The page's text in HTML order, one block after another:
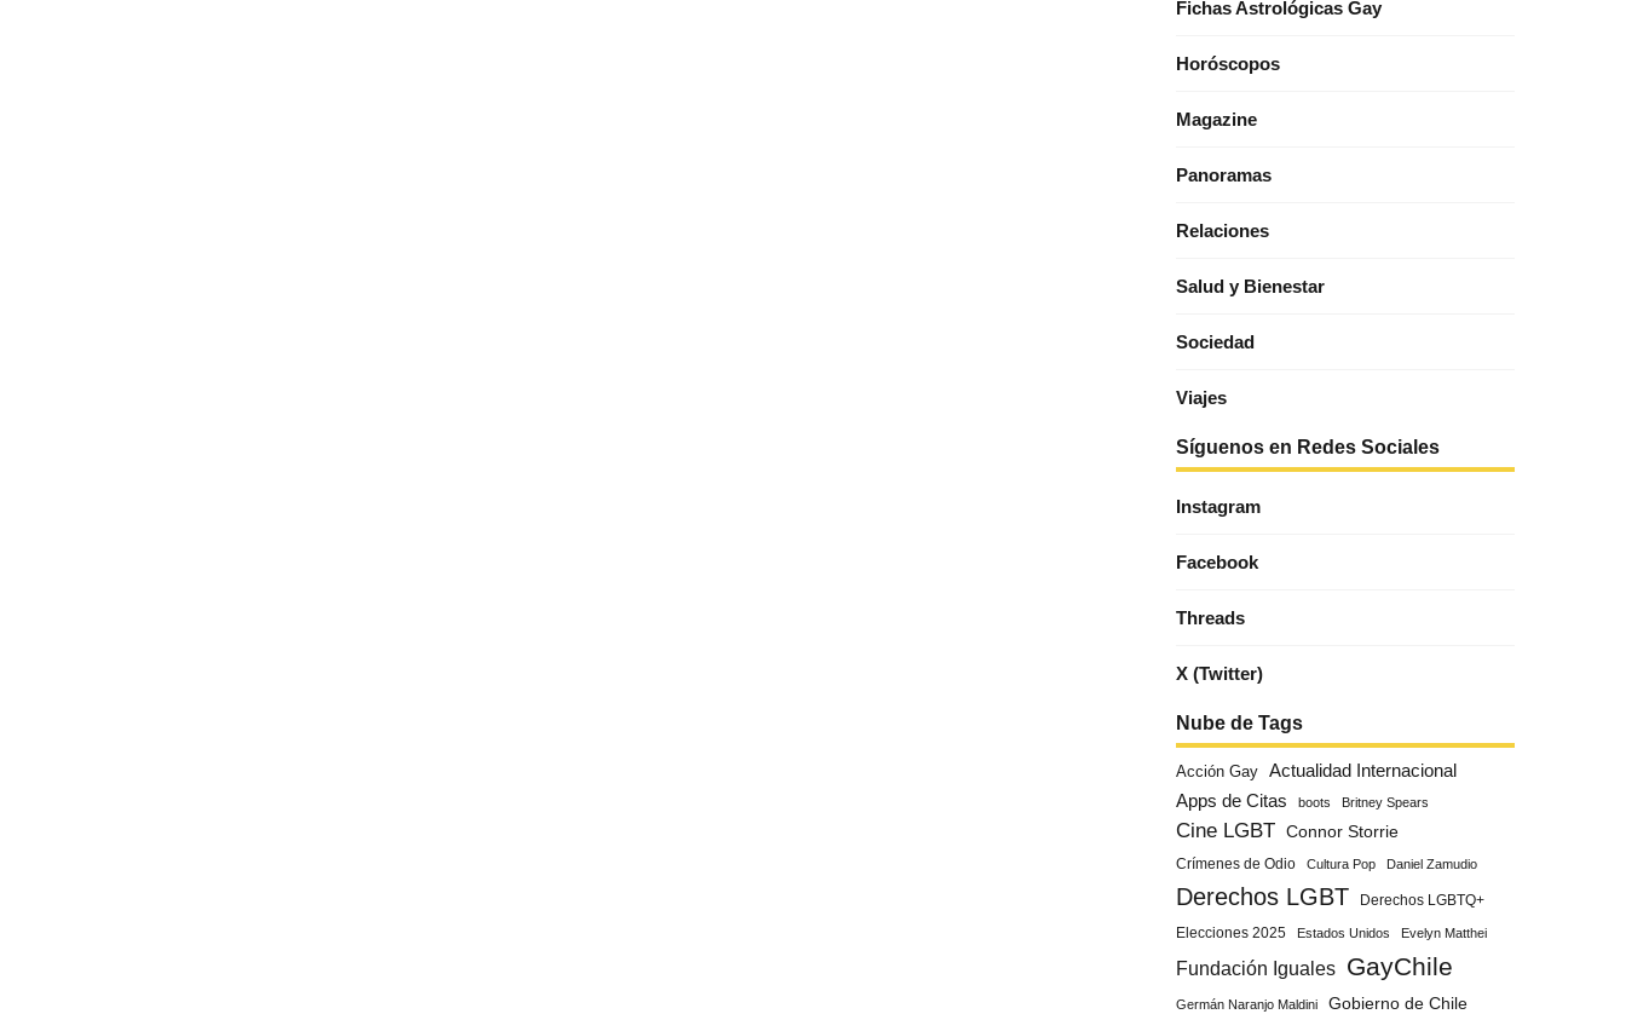
Fichas Astrológicas Gay
Horóscopos
Magazine
Panoramas
Relaciones
Salud y Bienestar
Sociedad
Viajes
Síguenos en Redes Sociales
Instagram
Facebook
Threads
X (Twitter)
Nube de Tags
Acción Gay
Actualidad Internacional
Apps de Citas
boots Britney Spears
Cine LGBT Connor Storrie
Crímenes de Odio Cultura Pop Daniel Zamudio
Derechos LGBT
Derechos LGBTQ+
Elecciones 2025
Estados Unidos Evelyn Matthei
Fundación Iguales GayChile
Germán Naranjo Maldini
Gobierno de Chile